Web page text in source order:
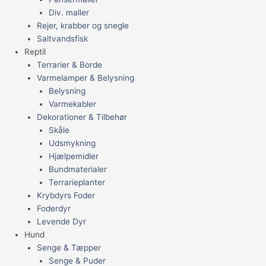
Div. maller
Rejer, krabber og snegle
Saltvandsfisk
Reptil
Terrarier & Borde
Varmelamper & Belysning
Belysning
Varmekabler
Dekorationer & Tilbehør
Skåle
Udsmykning
Hjælpemidler
Bundmaterialer
Terrarieplanter
Krybdyrs Foder
Foderdyr
Levende Dyr
Hund
Senge & Tæpper
Senge & Puder